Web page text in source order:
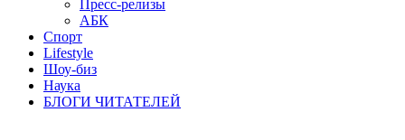
Пресс-релизы
АБК
Спорт
Lifestyle
Шоу-биз
Наука
БЛОГИ ЧИТАТЕЛЕЙ